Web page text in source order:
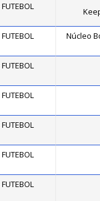
Núcleo